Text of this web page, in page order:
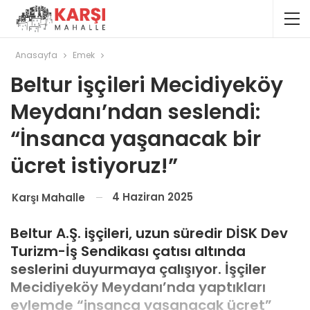
Anasayfa Emek
Beltur işçileri Mecidiyeköy
Meydanı’ndan seslendi:
“İnsanca yaşanacak bir
ücret istiyoruz!”
Karşı Mahalle 4 Haziran 2025
Beltur A.Ş. işçileri, uzun süredir DİSK Dev
Turizm-İş Sendikası çatısı altında
seslerini duyurmaya çalışıyor. İşçiler
Mecidiyeköy Meydanı’nda yaptıkları
eylemde “insanca yaşanacak ücret”